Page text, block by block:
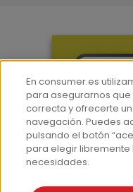
Corpus
En consumer.es
para asegurarnos
correcta y ofrecerte
navegación. Puedes
pulsando el botón
para elegir libremente
necesidades.